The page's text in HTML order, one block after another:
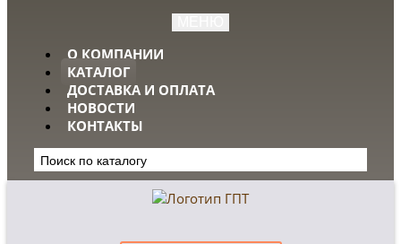
О КОМПАНИИ
КАТАЛОГ
ДОСТАВКА И ОПЛАТА
НОВОСТИ
КОНТАКТЫ